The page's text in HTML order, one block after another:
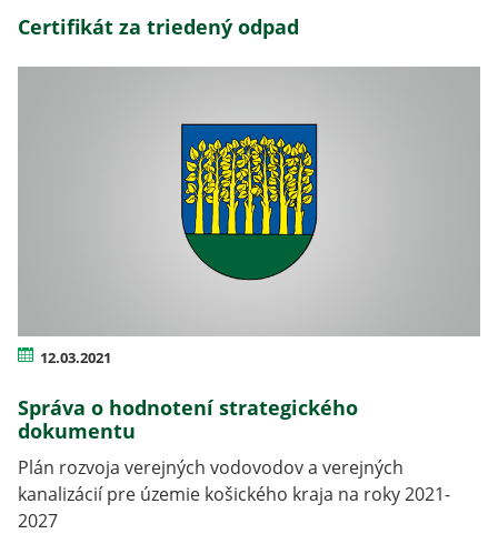
Certifikát za triedený odpad
12.03.2021
Správa o hodnotení strategického
dokumentu
Plán rozvoja verejných vodovodov a verejných
kanalizácií pre územie košického kraja na roky 2021-
2027